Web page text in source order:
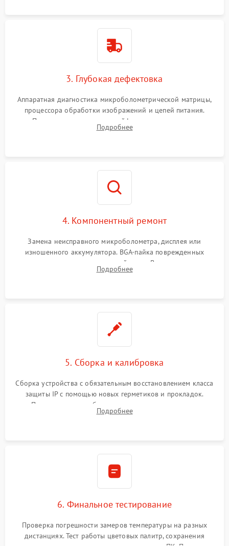
3. Глубокая дефектовка
Аппаратная диагностика микроболометрической матрицы,
процессора обработки изображений и цепей питания.
Проверка целостности шлейфов, модуля памяти и
интерфейсов связи. Выявление сгоревших SMD-компонентов
Подробнее
4. Компонентный ремонт
Замена неисправного микроболометра, дисплея или
изношенного аккумулятора. BGA-пайка поврежденных
контроллеров на материнской плате. Восстановление
разъемов и кнопок, замена поврежденных элементов
Подробнее
5. Сборка и калибровка
Сборка устройства с обязательным восстановлением класса
защиты IP с помощью новых герметиков и прокладок.
Программная калибровка матрицы по эталонному
абсолютно черному телу для точного измерения температур.
Подробнее
6. Финальное тестирование
Проверка погрешности замеров температуры на разных
дистанциях. Тест работы цветовых палитр, сохранения